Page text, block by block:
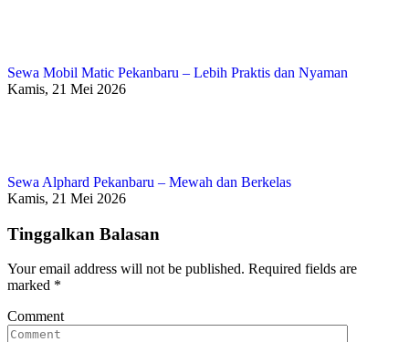
Sewa Mobil Matic Pekanbaru – Lebih Praktis dan Nyaman
Kamis, 21 Mei 2026
Sewa Alphard Pekanbaru – Mewah dan Berkelas
Kamis, 21 Mei 2026
Tinggalkan Balasan
Your email address will not be published. Required fields are
marked *
Comment